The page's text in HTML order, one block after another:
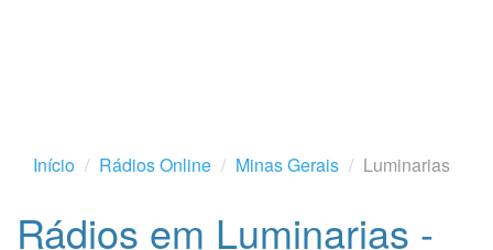
Início Rádios Online Minas Gerais Luminarias
Rádios em Luminarias -